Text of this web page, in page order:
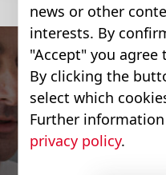
news or other
interests. By
"Accept" you
By clicking the
select which
Further
privacy policy.